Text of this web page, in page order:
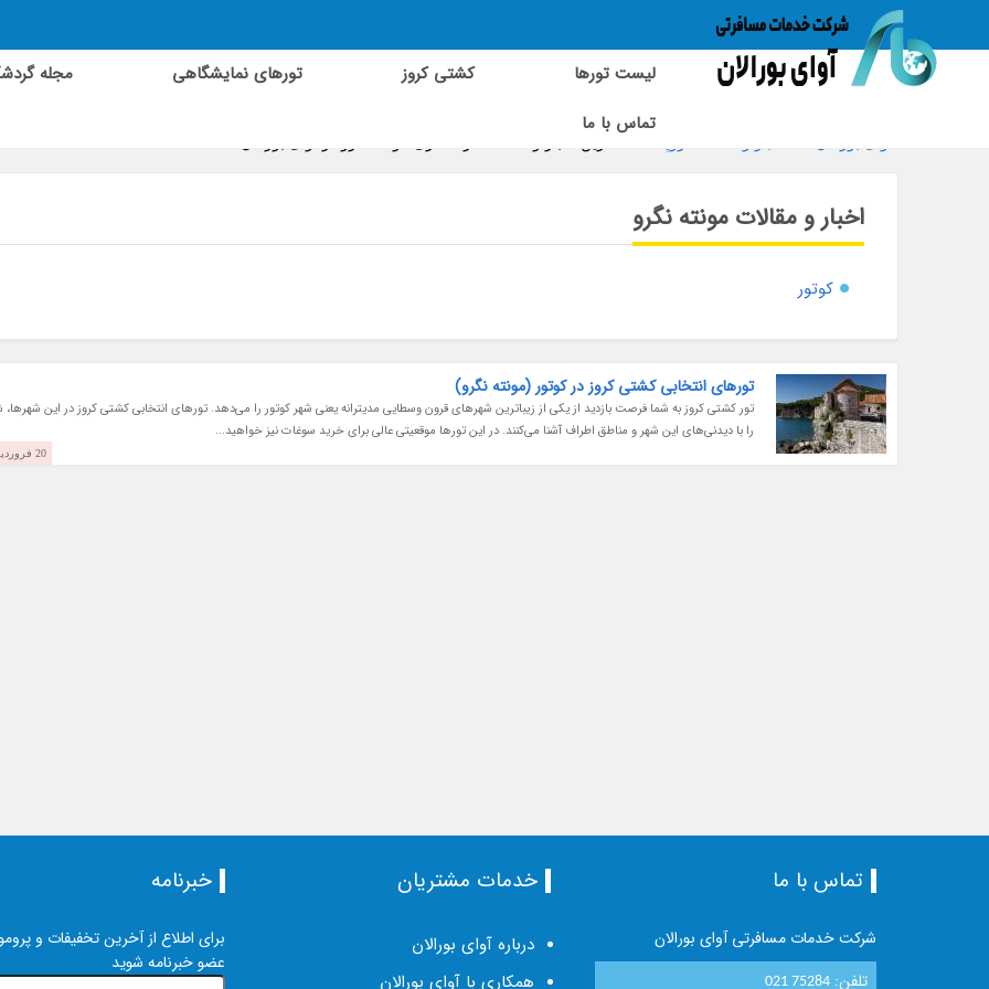
اخبار و مقالات مونته نگرو
کوتور
تورهای انتخابی کشتی کروز در کوتور (مونته نگرو)
تور کشتی کروز به شما فرصت بازدید از یکی از زیباترین شهرهای قرون وسطایی مدیترانه یعنی شهر کوتور را می‌دهد. تورهای انتخابی کشتی کروز در این شهرها،
را با دیدنی‌های این شهر و مناطق اطراف آشنا می‌کنند. در این تورها موقعیتی عالی برای خرید سوغات نیز خواهید...
20 فروردین 1397
لیست تورها کشتی کروز تورهای نمایشگاهی
مجله
تماس با ما
تماس با ما
شرکت خدمات مسافرتی آوای بورالان
تلفن: 021 75284
خدمات مشتریان
درباره آوای بورالان
همکاری با آوای بورالان
خبرنامه
برای اطلاع از آخرین تخفیفات و
عضو خبرنامه شوید